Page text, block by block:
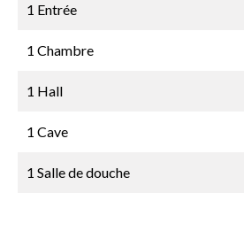
1 Entrée
1 Chambre
1 Hall
1 Cave
1 Salle de douche